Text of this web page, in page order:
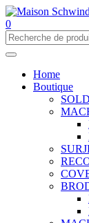
0
Home
Boutique